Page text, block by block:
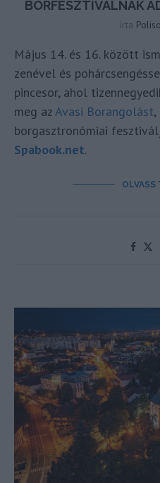
BORFESZTIVÁLNAK
írta
Május 14. és 16. között
zenével és
pincesor, ahol
meg azAvasi Borangolást
borgasztronómiai
Spabook.net.
OLVASS